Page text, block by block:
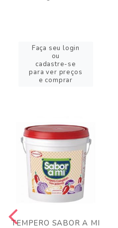
Faça seu login
ou
cadastre-se
para ver preços
e comprar
TEMPERO SABOR A MI